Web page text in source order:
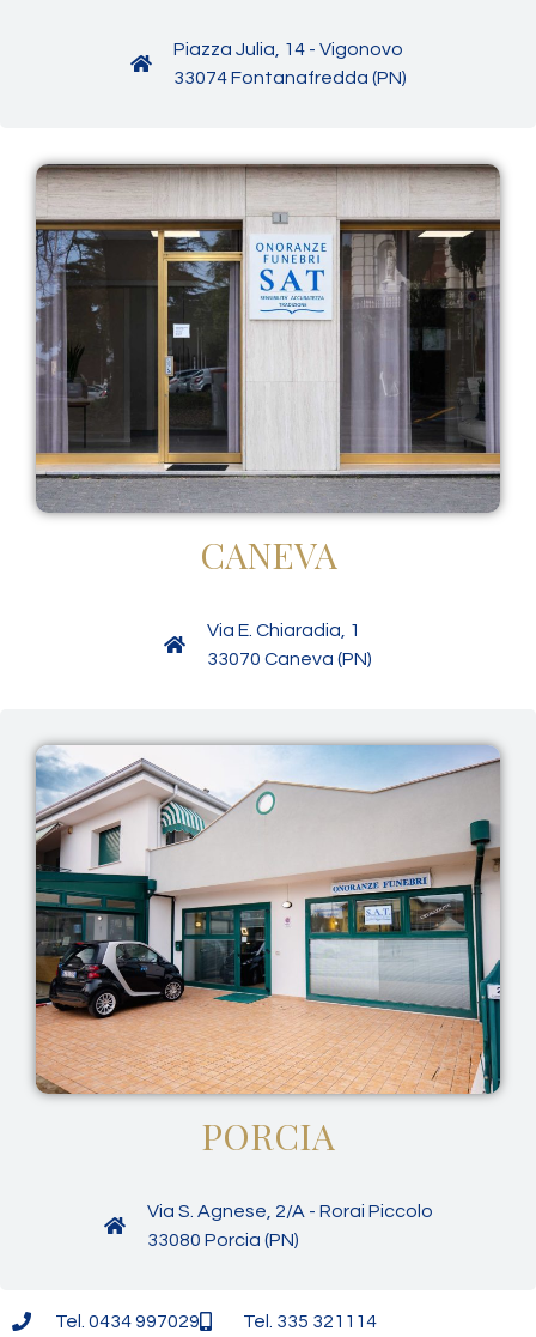
Piazza Julia, 14 - Vigonovo
33074 Fontanafredda (PN)
CANEVA
Via E. Chiaradia, 1
33070 Caneva (PN)
PORCIA
Via S. Agnese, 2/A - Rorai Piccolo
33080 Porcia (PN)
Tel. 0434 997029 Tel. 335 321114